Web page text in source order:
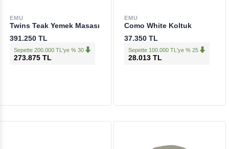
EMU
Twins Teak Yemek Masası
391.250 TL
Sepette 200.000 TL'ye % 30
273.875 TL
EMU
Como White Koltuk
37.350 TL
Sepette 100.000 TL'ye % 25
28.013 TL